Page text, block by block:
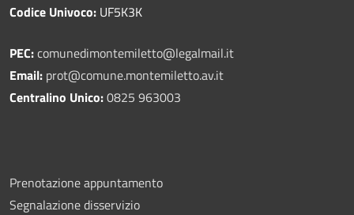
Codice Univoco: UF5K3K
PEC:comunedimontemiletto@legalmail.it
Email: prot@comune.montemiletto.av.it
Centralino Unico:0825 963003
Prenotazione appuntamento
Segnalazione disservizio